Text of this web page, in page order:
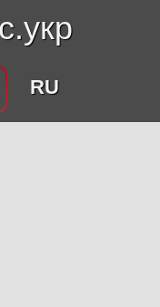
RU